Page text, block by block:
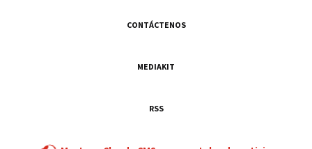
CONTÁCTENOS
MEDIAKIT
RSS